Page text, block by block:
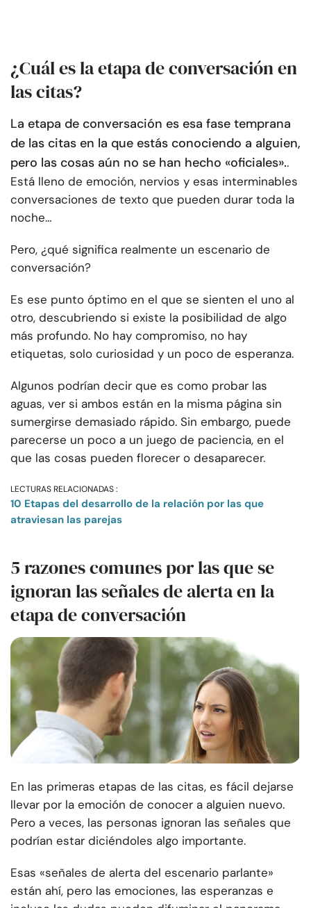
¿Cuál es la etapa de conversación en
las citas?
La etapa de conversación es esa fase temprana
de las citas en la que estás conociendo a alguien,
pero las cosas aún no se han hecho «oficiales»..
Está lleno de emoción, nervios y esas interminables
conversaciones de texto que pueden durar toda la
noche…
Pero, ¿qué significa realmente un escenario de
conversación?
Es ese punto óptimo en el que se sienten el uno al
otro, descubriendo si existe la posibilidad de algo
más profundo. No hay compromiso, no hay
etiquetas, solo curiosidad y un poco de esperanza.
Algunos podrían decir que es como probar las
aguas, ver si ambos están en la misma página sin
sumergirse demasiado rápido. Sin embargo, puede
parecerse un poco a un juego de paciencia, en el
que las cosas pueden florecer o desaparecer.
LECTURAS RELACIONADAS :
10 Etapas del desarrollo de la relación por las que
atraviesan las parejas
5 razones comunes por las que se
ignoran las señales de alerta en la
etapa de conversación
En las primeras etapas de las citas, es fácil dejarse
llevar por la emoción de conocer a alguien nuevo.
Pero a veces, las personas ignoran las señales que
podrían estar diciéndoles algo importante.
Esas «señales de alerta del escenario parlante»
están ahí, pero las emociones, las esperanzas e